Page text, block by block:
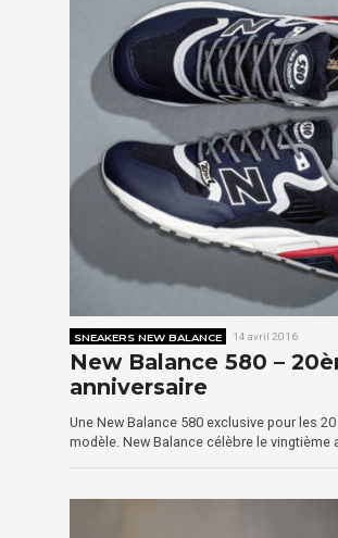
SNEAKERS NEW BALANCE 14 avril 2016
New Balance 580 –
anniversaire
Une New Balance 580 exclusive pour les
modèle. New Balance célèbre le vingtième